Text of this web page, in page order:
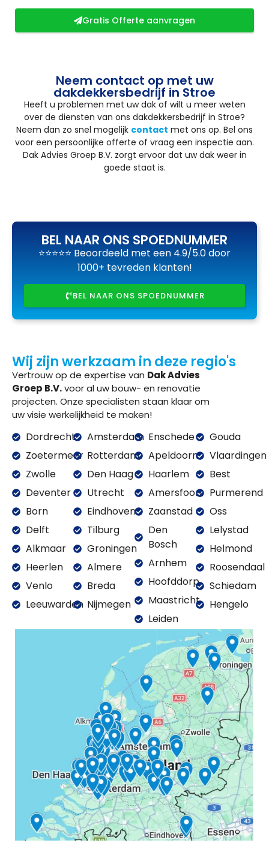
Gratis Offerte aanvragen
Neem contact op met uw
dakdekkersbedrijf in Stroe
Heeft u problemen met uw dak of wilt u meer weten
over de diensten van ons dakdekkersbedrijf in Stroe?
Neem dan zo snel mogelijk contact met ons op. Bel ons
voor een persoonlijke offerte of vraag een inspectie aan.
Dak Advies Groep B.V. zorgt ervoor dat uw dak weer in
goede staat is.
BEL NAAR ONS SPOEDNUMMER
⭐⭐⭐⭐⭐ Beoordeeld met een 4.9/5.0 door
1000+ tevreden klanten!
BEL NAAR ONS SPOEDNUMMER
Wij zijn werkzaam in deze regio's
Vertrouw op de expertise van Dak Advies
Groep B.V.voor al uw bouw- en renovatie
projecten. Onze specialisten staan klaar om
uw visie werkelijkheid te maken!
Dordrecht
Zoetermeer
Zwolle
Deventer
Born
Delft
Alkmaar
Heerlen
Venlo
Leeuwarden
Amsterdam
Rotterdam
Den Haag
Utrecht
Eindhoven
Tilburg
Groningen
Almere
Breda
Nijmegen
Enschede
Apeldoorn
Haarlem
Amersfoort
Zaanstad
Den
Bosch
Arnhem
Hoofddorp
Maastricht
Leiden
Gouda
Vlaardingen
Best
Purmerend
Oss
Lelystad
Helmond
Roosendaal
Schiedam
Hengelo